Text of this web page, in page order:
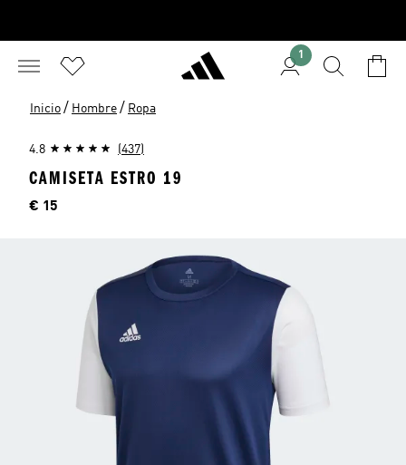
1
Inicio / Hombre / Ropa
4.8 (437)
CAMISETA ESTRO 19
Precio
€ 15